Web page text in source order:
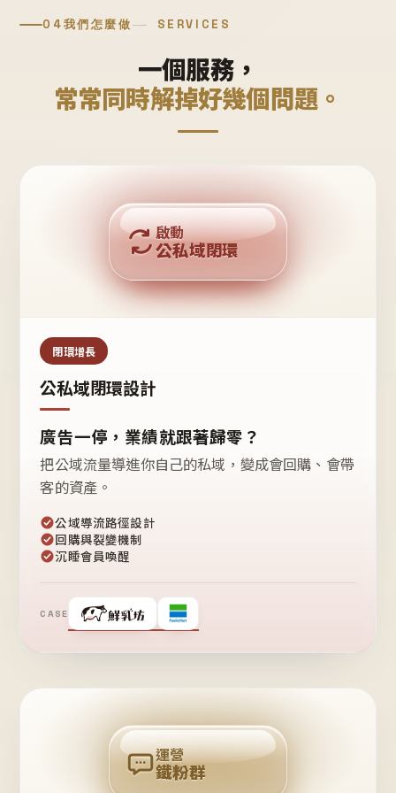
04我們怎麼做 SERVICES
一個服務，
常常同時解掉好幾個問題。
公域流量
私域鐵粉
回購複利
啟動
公私域閉環
閉環增長
公私域閉環設計
廣告一停，業績就跟著歸零？
把公域流量導進你自己的私域，變成會回購、會帶
客的資產。
公域導流路徑設計
回購與裂變機制
沉睡會員喚醒
CASE
❤
粉
回
購
運營
鐵粉群